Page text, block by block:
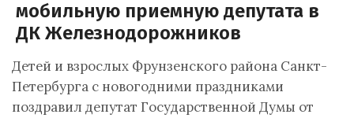
мобильную приемную депутата в
ДК Железнодорожников
Детей и взрослых Фрунзенского района Санкт-
Петербурга с новогодними праздниками
поздравил депутат Государственной Думы от